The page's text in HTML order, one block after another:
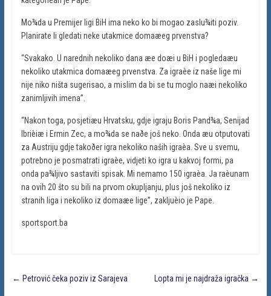
Mo¾da u Premijer ligi BiH ima neko ko bi mogao zaslu¾iti poziv.
Planirate li gledati neke utakmice domaæeg prvenstva?
“Svakako. U narednih nekoliko dana æe doæi u BiH i pogledaæu
nekoliko utakmica domaæeg prvenstva. Za igraèe iz naše lige mi
nije niko ništa sugerisao, a mislim da bi se tu moglo naæi nekoliko
zanimljivih imena”.
“Nakon toga, posjetiæu Hrvatsku, gdje igraju Boris Pand¾a, Senijad
Ibrièiæ i Ermin Zec, a mo¾da se naðe još neko. Onda æu otputovati
za Austriju gdje takoðer igra nekoliko naših igraèa. Sve u svemu,
potrebno je posmatrati igraèe, vidjeti ko igra u kakvoj formi, pa
onda pa¾ljivo sastaviti spisak. Mi nemamo 150 igraèa. Ja raèunam
na ovih 20 što su bili na prvom okupljanju, plus još nekoliko iz
stranih liga i nekoliko iz domaæe lige”, zakljuèio je Pape.
sportsport.ba
← Petrović čeka poziv iz Sarajeva Lopta mi je najdraža igračka →